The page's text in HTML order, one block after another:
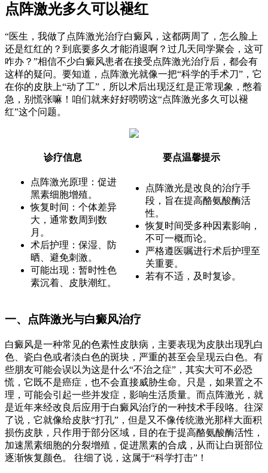
点阵激光多久可以褪红
“医生，我做了点阵激光治疗白癜风，这都两周了，怎么脸上
还是红红的？到底要多久才能消退啊？过几天同学聚会，这可
咋办？”相信不少白癜风患者在接受点阵激光治疗后，都会有
这样的疑问。要知道，点阵激光就像一把“科学的手术刀”，它
在你的皮肤上“动了工”，所以术后出现泛红是正常现象，憋着
急，别慌张嘛！咱们就来好好唠唠这“点阵激光多久可以褪
红”这个问题。
诊疗信息 要点温馨提示
点阵激光原理：促进
黑素细胞增殖。
恢复时间：个体差异
大，通常数周到数
月。
术后护理：保湿、防
晒、避免刺激。
可能出现：暂时性色
素沉着、皮肤潮红。
点阵激光是改良的治疗手
段，旨在提高酪氨酸酶活
性。
恢复时间受多种因素影响，
不可一概而论。
严格遵医嘱进行术后护理至
关重要。
若有不适，及时复诊。
一、点阵激光与白癜风治疗
白癜风是一种常见的色素性皮肤病，主要表现为皮肤出现乳白
色、瓷白色或者淡白色的斑块，严重的甚至会呈现云白色。有
些朋友可能会误以为这是什么“不治之症”，其实大可不必恐
慌，它既不是癌症，也不会直接威胁生命。只是，如果置之不
理，可能会引起一些并发症，影响生活质量。而点阵激光，就
是近年来经改良后应用于白癜风治疗的一种技术手段咯。往深
了说，它就像给皮肤“打孔”，但是又不像传统激光那样大面积
损伤皮肤，只作用于部分区域，目的在于提高酪氨酸酶活性，
加速黑素细胞的分裂增殖，促进黑素的合成，从而让白斑部位
逐渐恢复颜色。 往细了说，这属于“科学打击”！